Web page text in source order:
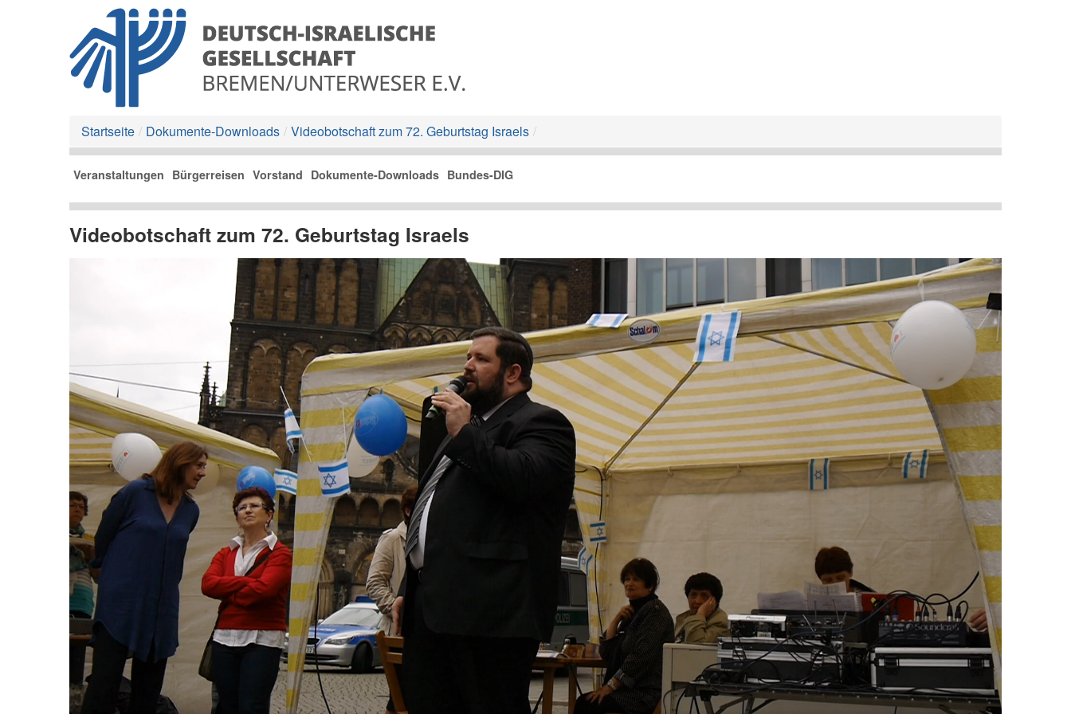
Startseite / Dokumente-Downloads / Videobotschaft zum 72. Geburtstag Israels /
Veranstaltungen Bürgerreisen Vorstand Dokumente-Downloads Bundes-DIG
Videobotschaft zum 72. Geburtstag Israels